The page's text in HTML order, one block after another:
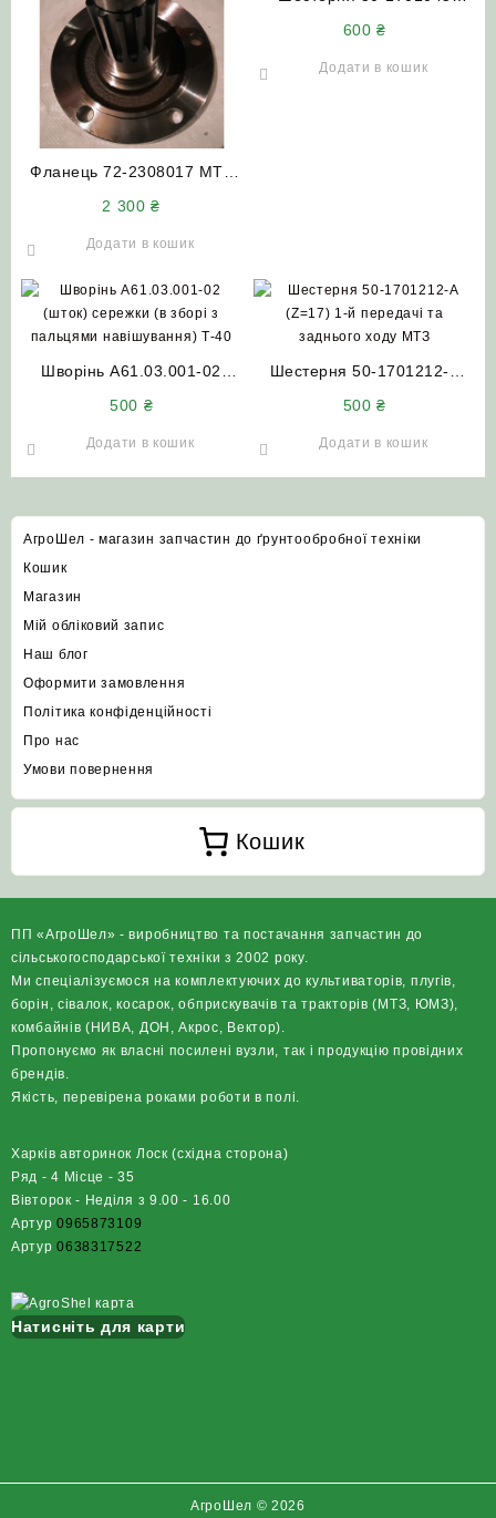
Фланець 72-2308017 МТЗ
2 300₴
Додати в кошик
600₴
Додати в кошик
Шворінь А61.03.001-02
Т-40
500 ₴
Додати в кошик
Шестерня 50-1701212-А
500₴
Додати в кошик
АгроШел - магазин запчастин до ґрунтообробної техніки
Кошик
Магазин
Мій обліковий запис
Наш блог
Оформити замовлення
Політика конфіденційності
Про нас
Умови повернення
Кошик
ПП «АгроШел» - виробництво та постачання запчастин до
сільськогосподарської техніки з 2002 року.
Ми спеціалізуємося на комплектуючих до культиваторів, плугів,
борін, сівалок, косарок, обприскувачів та тракторів (МТЗ, ЮМЗ),
комбайнів (НИВА, ДОН, Акрос, Вектор).
Пропонуємо як власні посилені вузли, так і продукцію провідних
брендів.
Якість, перевірена роками роботи в полі.
Харків авторинок Лоск (східна сторона)
Ряд - 4 Місце - 35
Вівторок - Неділя з 9.00 - 16.00
Артур0965873109
Артур0638317522
Натисніть для карти
АгроШел © 2026